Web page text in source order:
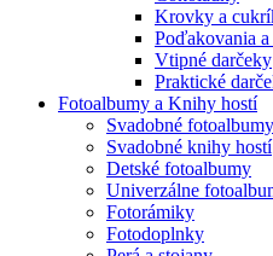
Krovky a
Poďakovania
Vtipné darčeky
Praktické
Fotoalbumy a Knihy hostí
Svadobné fotoalbumy
Svadobné knihy hostí
Detské fotoalbumy
Univerzálne
Fotorámiky
Fotodoplnky